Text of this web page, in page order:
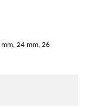
24 mm, 26